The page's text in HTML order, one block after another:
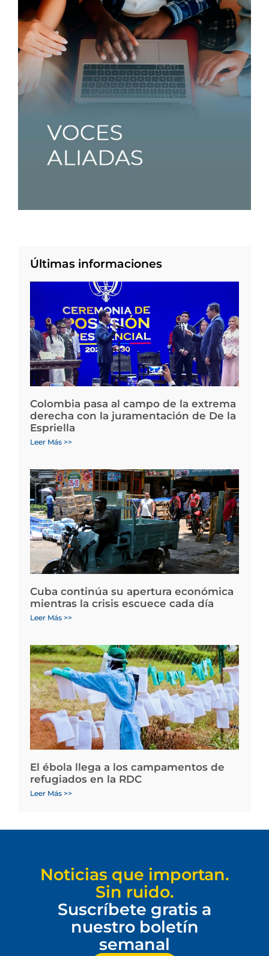
Últimas informaciones
Colombia pasa al campo de la extrema
derecha con la juramentación de De la
Espriella
Leer Más >>
Cuba continúa su apertura económica
mientras la crisis escuece cada día
Leer Más >>
El ébola llega a los campamentos de
refugiados en la RDC
Leer Más >>
Noticias que importan.
Sin ruido.
Suscríbete gratis a
nuestro boletín
semanal